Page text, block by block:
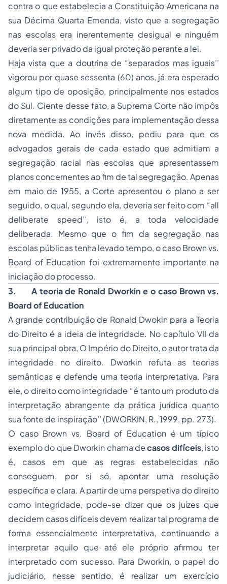
contra o que estabelecia a Constituição Americana na
sua Décima Quarta Emenda, visto que a segregação
nas escolas era inerentemente desigual e ninguém
deveria ser privado da igual proteção perante a lei.
Haja vista que a doutrina de “separados mas iguais’’
vigorou por quase sessenta (60) anos, já era esperado
algum tipo de oposição, principalmente nos estados
do Sul. Ciente desse fato, a Suprema Corte não impôs
diretamente as condições para implementação dessa
nova medida. Ao invés disso, pediu para que os
advogados gerais de cada estado que admitiam a
segregação racial nas escolas que apresentassem
planos concernentes ao fim de tal segregação. Apenas
em maio de 1955, a Corte apresentou o plano a ser
seguido, o qual, segundo ela, deveria ser feito com “all
deliberate speed’’, isto é, a toda velocidade
deliberada. Mesmo que o fim da segregação nas
escolas públicas tenha levado tempo, o caso Brown vs.
Board of Education foi extremamente importante na
iniciação do processo.
3. A teoria de Ronald Dworkin e o caso Brown vs.
Board of Education
A grande contribuição de Ronald Dwokin para a Teoria
do Direito é a ideia de integridade. No capítulo VII da
sua principal obra, O Império do Direito, o autor trata da
integridade no direito. Dworkin refuta as teorias
semânticas e defende uma teoria interpretativa. Para
ele, o direito como integridade “é tanto um produto da
interpretação abrangente da prática jurídica quanto
sua fonte de inspiração’’ (DWORKIN, R., 1999, pp. 273).
O caso Brown vs. Board of Education é um típico
exemplo do que Dworkin chama decasos difíceis, isto
é, casos em que as regras estabelecidas não
conseguem, por si só, apontar uma resolução
específica e clara. A partir de uma perspetiva do direito
como integridade, pode-se dizer que os juízes que
decidem casos difíceis devem realizar tal programa de
forma essencialmente interpretativa, continuando a
interpretar aquilo que até ele próprio afirmou ter
interpretado com sucesso. Para Dworkin, o papel do
judiciário, nesse sentido, é realizar um exercício